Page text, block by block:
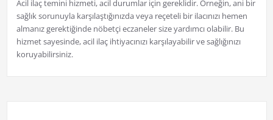
Acil ilaç temini hizmeti, acil durumlar için gereklidir. Örneğin, ani bir
sağlık sorunuyla karşılaştığınızda veya reçeteli bir ilacınızı hemen
almanız gerektiğinde nöbetçi eczaneler size yardımcı olabilir. Bu
hizmet sayesinde, acil ilaç ihtiyacınızı karşılayabilir ve sağlığınızı
koruyabilirsiniz.